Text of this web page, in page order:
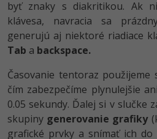
byť znaky s diakritikou. Ak
klávesa, navracia sa
generujú aj niektoré riadiace
Tab a backspace.
Časovanie tentoraz použijeme
čím zabezpečíme plynulejšie
0.05 sekundy. Ďalej si v slučke
skupiny generovanie grafiky
grafické prvky a snímať ich do